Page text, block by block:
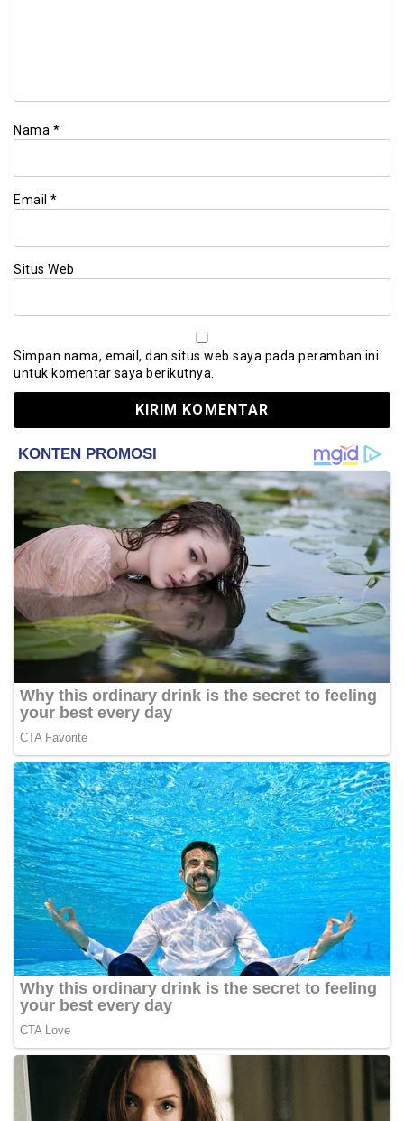
Nama *
Email *
Situs Web
Simpan nama, email, dan situs web saya pada peramban ini
untuk komentar saya berikutnya.